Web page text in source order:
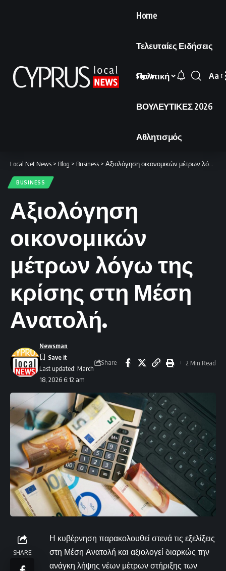
Home
Τελευταίες Ειδήσεις
Πολιτική
ΒΟΥΛΕΥΤΙΚΕΣ 2026
Αθλητισμός
Sign In
Font
Aa
Local Net News > Blog > Business > Αξιολόγηση οικονομικών μέτρων λόγω της κρίσης στη Μέση Ανατολή.
BUSINESS
Αξιολόγηση
οικονομικών
μέτρων λόγω της
κρίσης στη Μέση
Ανατολή.
Last updated: March
18, 2026 6:12 am
Newsman
Share 2 Min Read
SHARE
Η κυβέρνηση παρακολουθεί στενά τις εξελίξεις
στη Μέση Ανατολή και αξιολογεί διαρκώς την
ανάγκη λήψης νέων μέτρων στήριξης των